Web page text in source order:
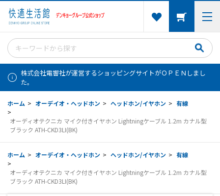
株式会社電響社が運営するショッピングサイトがＯＰＥＮしまし
た。
ホーム > オーデイオ・ヘッドホン > ヘッドホン/イヤホン > 有線
>
オーディオテクニカ マイク付きイヤホン Lightningケーブル 1.2m カナル型
ブラック ATH-CKD3LI(BK)
ホーム > オーデイオ・ヘッドホン > ヘッドホン/イヤホン > 有線
>
オーディオテクニカ マイク付きイヤホン Lightningケーブル 1.2m カナル型
ブラック ATH-CKD3LI(BK)